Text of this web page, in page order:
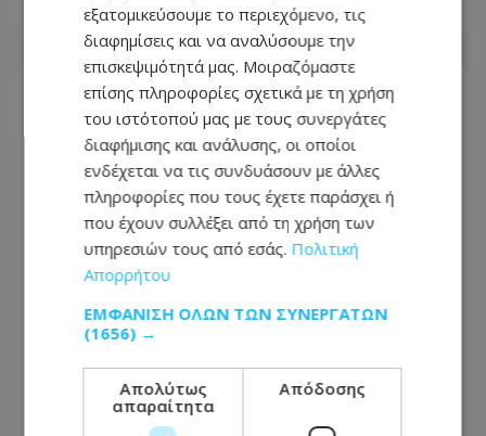
09.08.2026 - 12:55
Νύχτα τρόμου στη Λάρνακα – Όχημα
τυλίχθηκε ξαφνικά στις φλόγες
εξατομικεύσουμε το περιεχόμενο, τις
διαφημίσεις και να αναλύσουμε την
επισκεψιμότητά μας. Μοιραζόμαστε
επίσης πληροφορίες σχετικά με τη χρήση
του ιστότοπού μας με τους συνεργάτες
διαφήμισης και ανάλυσης, οι οποίοι
ενδέχεται να τις συνδυάσουν με άλλες
πληροφορίες που τους έχετε παράσχει ή
που έχουν συλλέξει από τη χρήση των
υπηρεσιών τους από εσάς. Πολιτική
Απορρήτου
ΕΜΦΆΝΙΣΗ ΌΛΩΝ ΤΩΝ ΣΥΝΕΡΓΑΤΏΝ
(1656) →
Απολύτως
απαραίτητα
Απόδοσης